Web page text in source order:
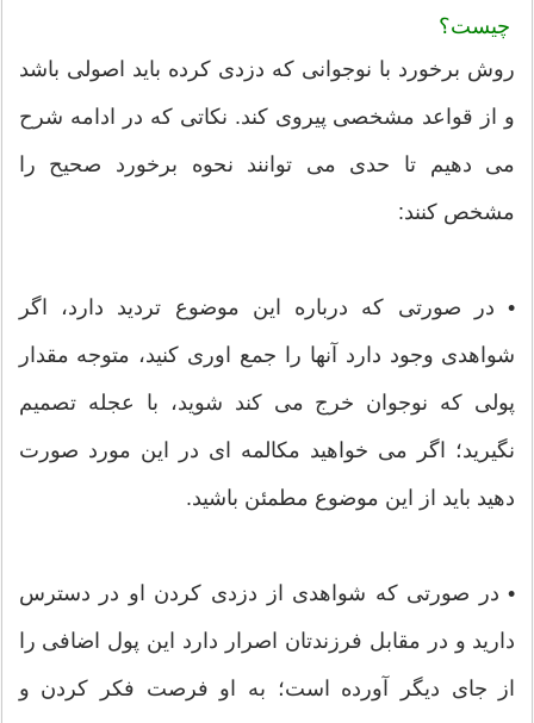
چیست؟
روش برخورد با نوجوانی که دزدی کرده باید اصولی باشد
و از قواعد مشخصی پیروی کند. نکاتی که در ادامه شرح
می دهیم تا حدی می توانند نحوه برخورد صحیح را
مشخص کنند:
• در صورتی که درباره این موضوع تردید دارد، اگر
شواهدی وجود دارد آنها را جمع اوری کنید، متوجه مقدار
پولی که نوجوان خرج می کند شوید، با عجله تصمیم
نگیرید؛ اگر می خواهید مکالمه ای در این مورد صورت
دهید باید از این موضوع مطمئن باشید.
• در صورتی که شواهدی از دزدی کردن او در دسترس
دارید و در مقابل فرزندتان اصرار دارد این پول اضافی را
از جای دیگر آورده است؛ به او فرصت فکر کردن و